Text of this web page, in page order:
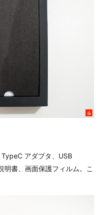
アダプタ、USB
書、画面保護フィルム。こ